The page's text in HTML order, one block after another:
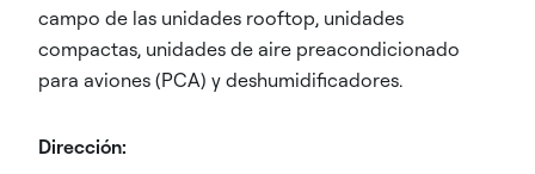
campo de las unidades rooftop, unidades
compactas, unidades de aire preacondicionado
para aviones (PCA) y deshumidificadores.
Dirección: